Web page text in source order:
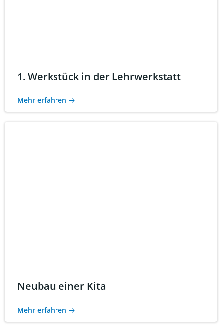
1. Werkstück in der Lehrwerkstatt
Mehr erfahren
Neubau einer Kita
Mehr erfahren